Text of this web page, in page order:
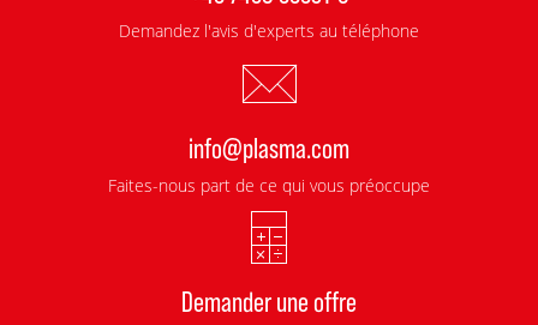
Demandez l'avis d'experts au téléphone
info@plasma.com
Faites-nous part de ce qui vous préoccupe
Demander une offre